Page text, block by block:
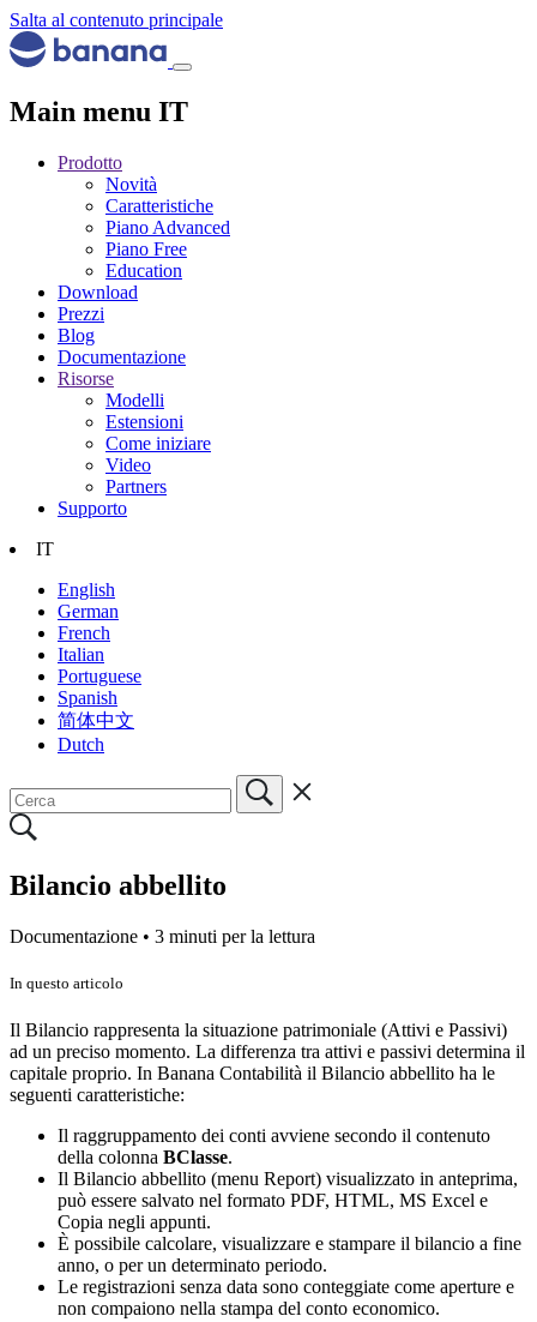
Salta al contenuto principale
Main menu IT
Prodotto
Novità
Caratteristiche
Piano Advanced
Piano Free
Education
Download
Prezzi
Blog
Documentazione
Risorse
Modelli
Estensioni
Come iniziare
Video
Partners
Supporto
IT
English
German
French
Italian
Portuguese
Spanish
简体中文
Dutch
Bilancio abbellito
Documentazione • 3 minuti per la lettura
In questo articolo
Il Bilancio rappresenta la situazione patrimoniale (Attivi e Passivi)
ad un preciso momento. La differenza tra attivi e passivi determina il
capitale proprio. In Banana Contabilità il Bilancio abbellito ha le
seguenti caratteristiche:
Il raggruppamento dei conti avviene secondo il contenuto
della colonna BClasse.
Il Bilancio abbellito (menu Report) visualizzato in anteprima,
può essere salvato nel formato PDF, HTML, MS Excel e
Copia negli appunti.
È possibile calcolare, visualizzare e stampare il bilancio a fine
anno, o per un determinato periodo.
Le registrazioni senza data sono conteggiate come aperture e
non compaiono nella stampa del conto economico.